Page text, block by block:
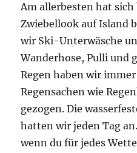
Am allerbesten hat
Zwiebellook auf Island
wir Ski-Unterwäsche
Wanderhose, Pulli und
Regen haben wir
Regensachen wie
gezogen. Die
hatten wir jeden Tag
wenn du für jedes